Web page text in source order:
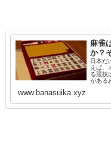
麻雀
か？
日本だ
えば、
る競技
がある
www.banasuika.xyz